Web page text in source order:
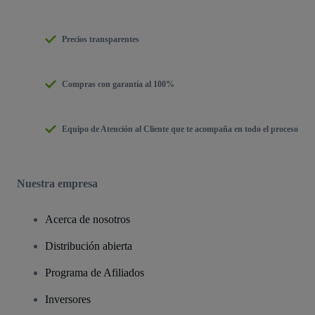
Precios transparentes
Compras con garantía al 100%
Equipo de Atención al Cliente que te acompaña en todo el proceso
Nuestra empresa
Acerca de nosotros
Distribución abierta
Programa de Afiliados
Inversores